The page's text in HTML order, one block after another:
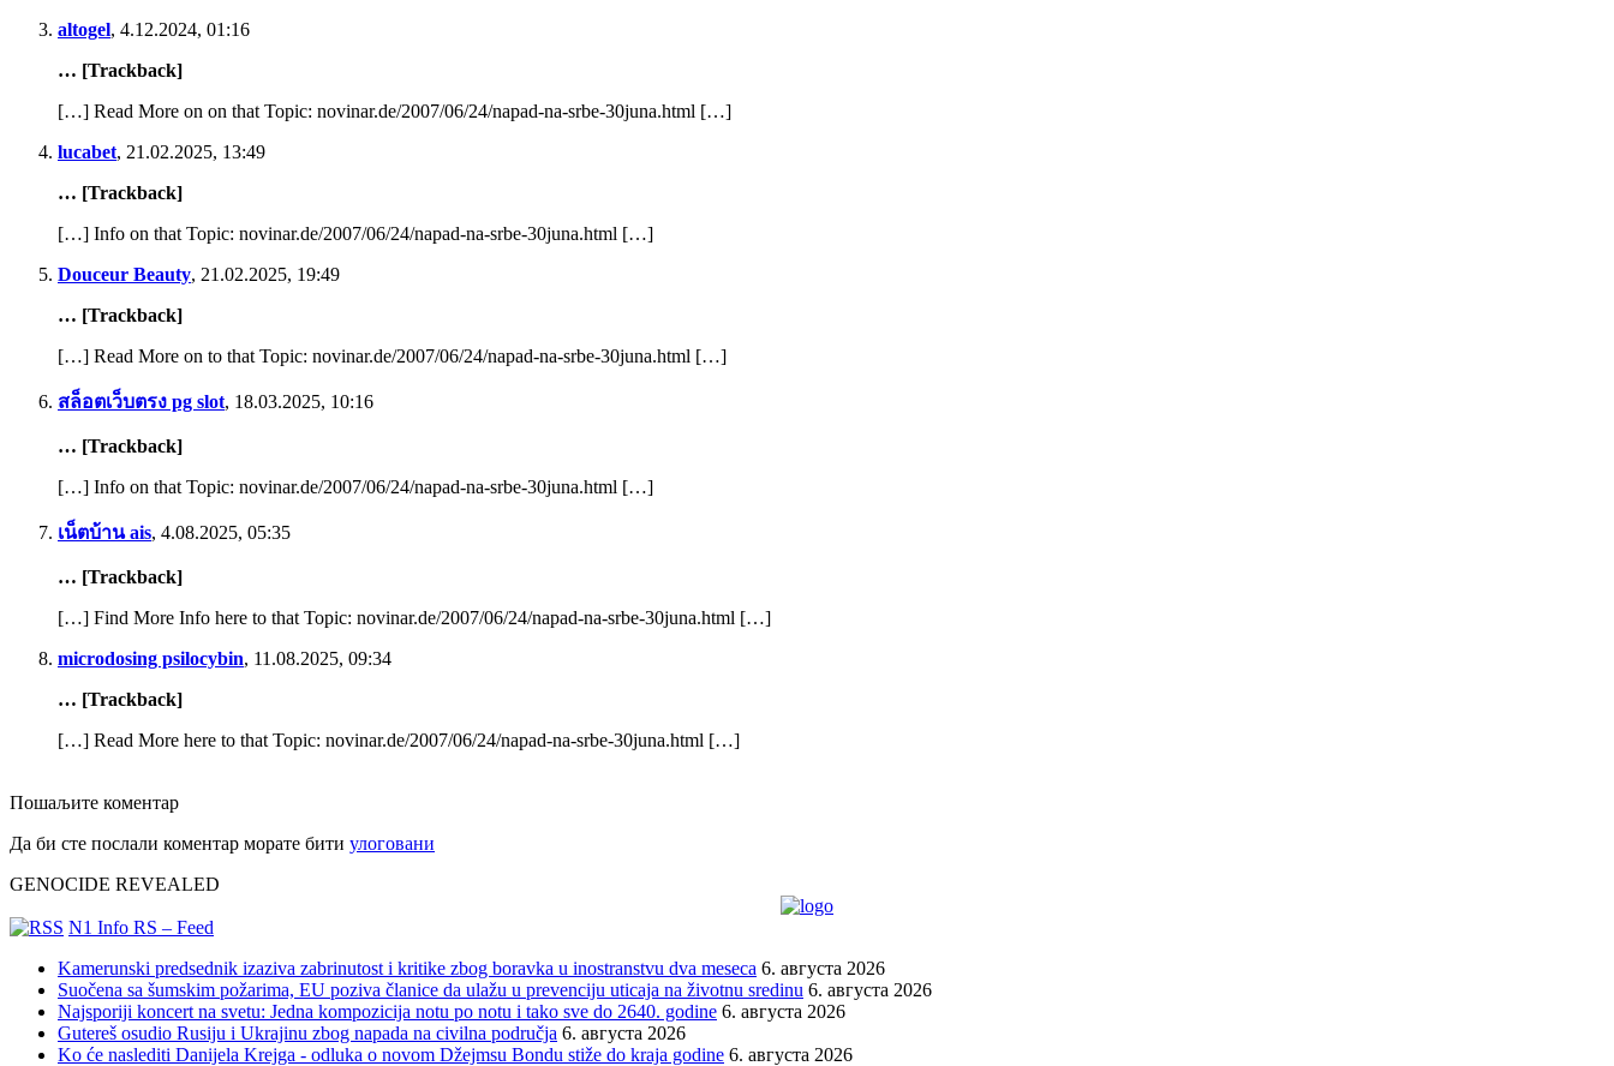
altogel, 4.12.2024, 01:16
… [Trackback]
[…] Read More on on that Topic: novinar.de/2007/06/24/napad-na-srbe-30juna.html […]
lucabet, 21.02.2025, 13:49
… [Trackback]
[…] Info on that Topic: novinar.de/2007/06/24/napad-na-srbe-30juna.html […]
Douceur Beauty, 21.02.2025, 19:49
… [Trackback]
[…] Read More on to that Topic: novinar.de/2007/06/24/napad-na-srbe-30juna.html […]
สล็อตเว็บตรง pg slot, 18.03.2025, 10:16
… [Trackback]
[…] Info on that Topic: novinar.de/2007/06/24/napad-na-srbe-30juna.html […]
เน็ตบ้าน ais, 4.08.2025, 05:35
… [Trackback]
[…] Find More Info here to that Topic: novinar.de/2007/06/24/napad-na-srbe-30juna.html […]
microdosing psilocybin, 11.08.2025, 09:34
… [Trackback]
[…] Read More here to that Topic: novinar.de/2007/06/24/napad-na-srbe-30juna.html […]
Пошаљите коментар
Да би сте послали коментар морате бити улоговани
GENOCIDE REVEALED
N1 Info RS – Feed
Kamerunski predsednik izaziva zabrinutost i kritike zbog boravka u inostranstvu dva meseca 6. августа 2026
Suočena sa šumskim požarima, EU poziva članice da ulažu u prevenciju uticaja na životnu sredinu 6. августа 2026
Najsporiji koncert na svetu: Jedna kompozicija notu po notu i tako sve do 2640. godine 6. августа 2026
Gutereš osudio Rusiju i Ukrajinu zbog napada na civilna područja 6. августа 2026
Ko će naslediti Danijela Krejga - odluka o novom Džejmsu Bondu stiže do kraja godine 6. августа 2026